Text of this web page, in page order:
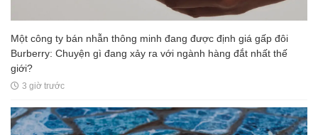
Một công ty bán nhẫn thông minh đang được định giá gấp đôi
Burberry: Chuyện gì đang xảy ra với ngành hàng đắt nhất thế
giới?
3 giờ trước